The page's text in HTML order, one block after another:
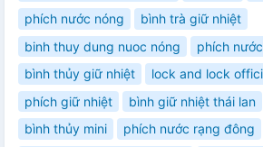
phích nước nóng
bình trà giữ nhiệt
binh thuy dung nuoc nóng
phích nước
bình thủy giữ nhiệt
lock and lock
phích giữ nhiệt
bình giữ nhiệt thái lan
bình thủy mini
phích nước rạng đông